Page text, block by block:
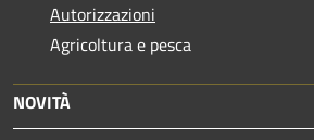
Autorizzazioni
Agricoltura e pesca
NOVITÀ